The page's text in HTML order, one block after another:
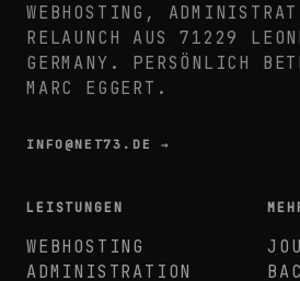
WEBHOSTING,
RELAUNCH AUS 71229
GERMANY. PERSÖNLICH
MARC EGGERT.
INFO@NET73.DE →
LEISTUNGEN
WEBHOSTING
ADMINISTRATION